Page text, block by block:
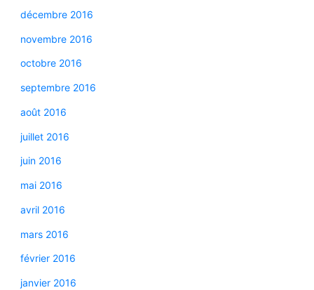
décembre 2016
novembre 2016
octobre 2016
septembre 2016
août 2016
juillet 2016
juin 2016
mai 2016
avril 2016
mars 2016
février 2016
janvier 2016